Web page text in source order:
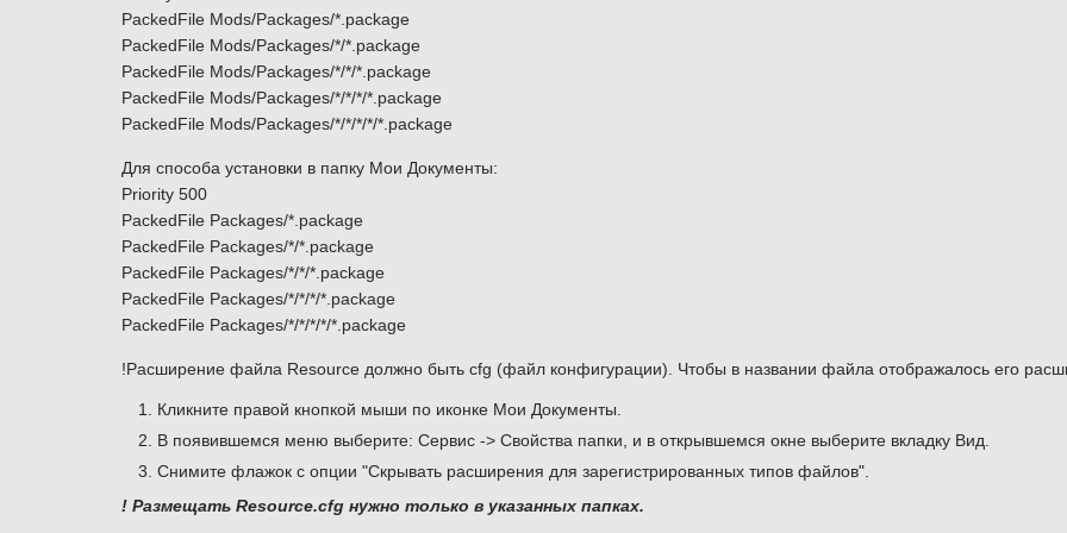
PackedFile Mods/Packages/*.package
PackedFile Mods/Packages/*/*.package
PackedFile Mods/Packages/*/*/*.package
PackedFile Mods/Packages/*/*/*/*.package
PackedFile Mods/Packages/*/*/*/*/*.package
Для способа установки в папку Мои Документы:
Priority 500
PackedFile Packages/*.package
PackedFile Packages/*/*.package
PackedFile Packages/*/*/*.package
PackedFile Packages/*/*/*/*.package
PackedFile Packages/*/*/*/*/*.package
!Расширение файла Resource должно быть cfg (файл конфигурации). Чтобы в названии файла отображалось его
Кликните правой кнопкой мыши по иконке Мои Документы.
В появившемся меню выберите: Сервис -> Свойства папки, и в открывшемся окне выберите вкладку Вид.
Снимите флажок с опции "Скрывать расширения для зарегистрированных типов файлов".
! Размещать Resource.cfg нужно только в указанных папках.